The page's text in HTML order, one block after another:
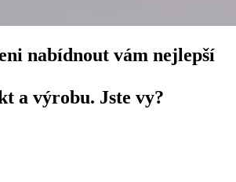
nabídnout vám nejlepší
a výrobu. Jste vy?